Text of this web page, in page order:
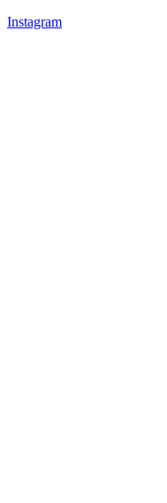
Instagram